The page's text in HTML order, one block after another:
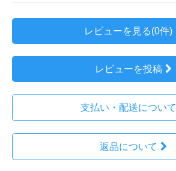
レビューを見る(0件)
レビューを投稿
支払い・配送について
返品について